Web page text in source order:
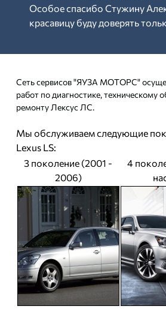
Особое спасибо Стужину
красавицу буду доверять
Сеть сервисов "ЯУЗА МОТОРС"
работ по диагностике, техническому
ремонту Лексус ЛС.
Мы обслуживаем следующие
Lexus LS:
3 поколение (2001 -
2006)
4